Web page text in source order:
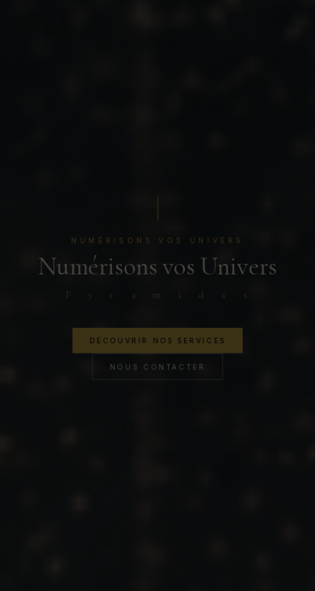
NUMÉRISONS VOS UNIVERS
Numérisons vos Univers
P y r a m i d a s
DÉCOUVRIR NOS SERVICES
NOUS CONTACTER